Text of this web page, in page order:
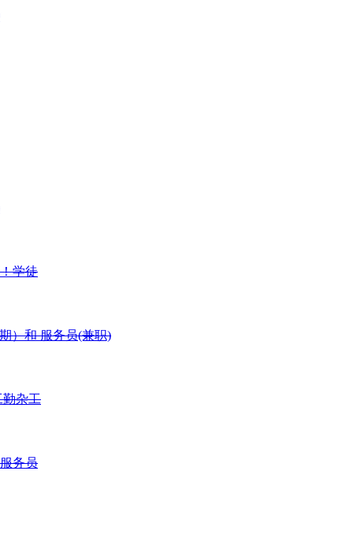
学徒
）和 服务员(兼职)
勤杂工
务员